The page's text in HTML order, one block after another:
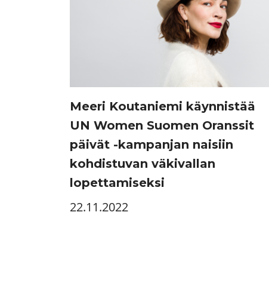
Meeri Koutaniemi käynnistää
UN Women Suomen Oranssit
päivät -kampanjan naisiin
kohdistuvan väkivallan
lopettamiseksi
22.11.2022